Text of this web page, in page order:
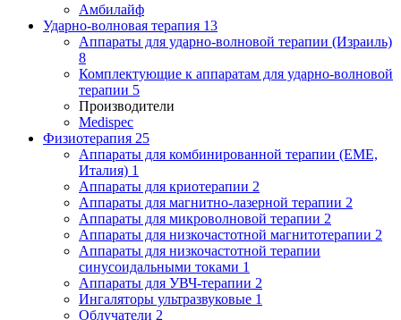
Амбилайф
Ударно-волновая терапия 13
Аппараты для ударно-волновой терапии (Израиль)
8
Комплектующие к аппаратам для ударно-волновой
терапии 5
Производители
Medispec
Физиотерапия 25
Аппараты для комбинированной терапии (EME,
Италия) 1
Аппараты для криотерапии 2
Аппараты для магнитно-лазерной терапии 2
Аппараты для микроволновой терапии 2
Аппараты для низкочастотной магнитотерапии 2
Аппараты для низкочастотной терапии
синусоидальными токами 1
Аппараты для УВЧ-терапии 2
Ингаляторы ультразвуковые 1
Облучатели 2